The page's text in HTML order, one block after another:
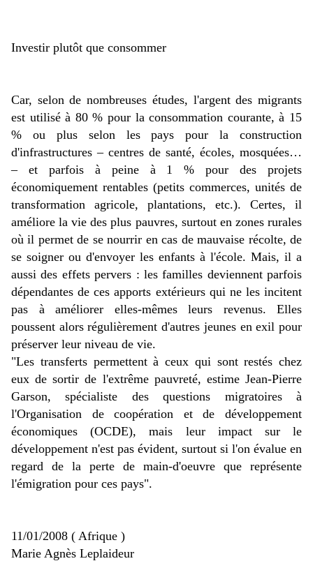
Investir plutôt que consommer
Car, selon de nombreuses études, l'argent des migrants
est utilisé à 80 % pour la consommation courante, à 15
% ou plus selon les pays pour la construction
d'infrastructures – centres de santé, écoles, mosquées…
– et parfois à peine à 1 % pour des projets
économiquement rentables (petits commerces, unités de
transformation agricole, plantations, etc.). Certes, il
améliore la vie des plus pauvres, surtout en zones rurales
où il permet de se nourrir en cas de mauvaise récolte, de
se soigner ou d'envoyer les enfants à l'école. Mais, il a
aussi des effets pervers : les familles deviennent parfois
dépendantes de ces apports extérieurs qui ne les incitent
pas à améliorer elles-mêmes leurs revenus. Elles
poussent alors régulièrement d'autres jeunes en exil pour
préserver leur niveau de vie.
"Les transferts permettent à ceux qui sont restés chez
eux de sortir de l'extrême pauvreté, estime Jean-Pierre
Garson, spécialiste des questions migratoires à
l'Organisation de coopération et de développement
économiques (OCDE), mais leur impact sur le
développement n'est pas évident, surtout si l'on évalue en
regard de la perte de main-d'oeuvre que représente
l'émigration pour ces pays".
11/01/2008 ( Afrique )
Marie Agnès Leplaideur